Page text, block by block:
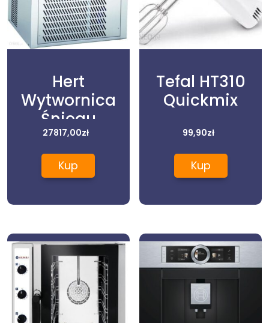
Hert
Wytwornica
Śniegu
Lodowego Z
Magazynem
Zew. Ks300
27817,00zł
Kup
Tefal HT310
Quickmix
99,90zł
Kup